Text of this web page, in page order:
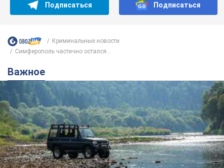
Подписаться Подписаться
Криминальные новости
Симферополь частично остался...
Важное